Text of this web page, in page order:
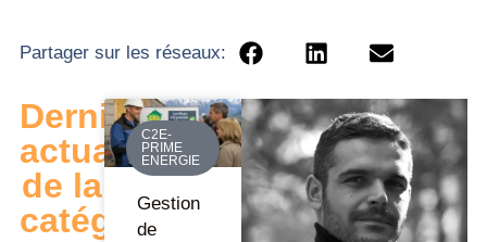
Partager sur les réseaux:
Dernières
actualités
de la
catégorie
C2E-
PRIME
ENERGIE
Gestion
de